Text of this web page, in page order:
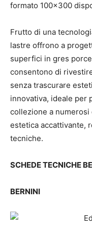
formato 100×300
Frutto di una
lastre offrono a
superfici in gres
consentono di
senza trascurare
innovativa, ideale per
collezione a
estetica accattivante,
tecniche.
SCHEDE TECNICHE
BERNINI